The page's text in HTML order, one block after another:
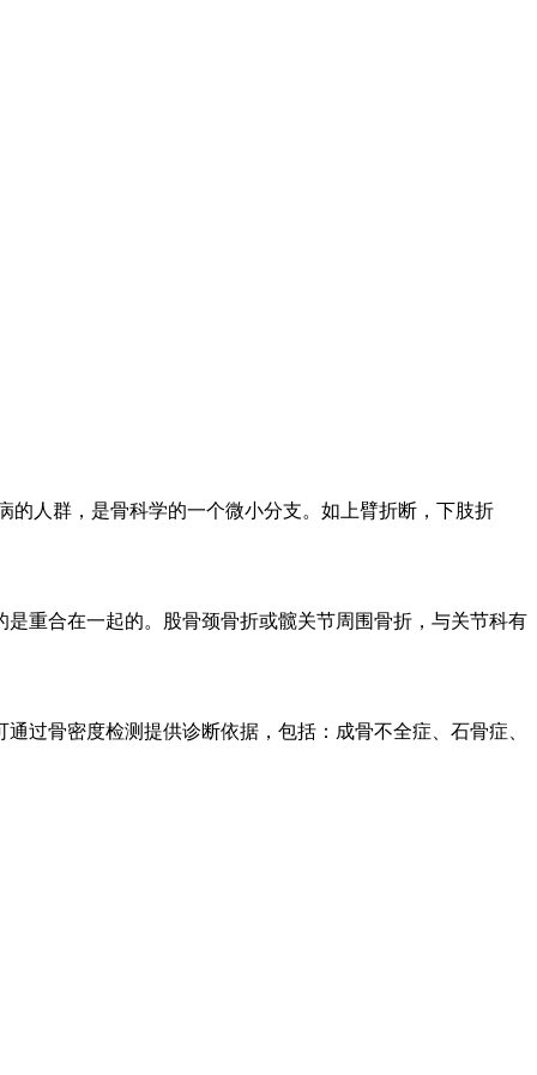
人群，是骨科学的一个微小分支。如上臂折断，下肢折
重合在一起的。股骨颈骨折或髋关节周围骨折，与关节科有
过骨密度检测提供诊断依据，包括：成骨不全症、石骨症、